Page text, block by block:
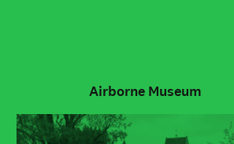
Airborne Museum